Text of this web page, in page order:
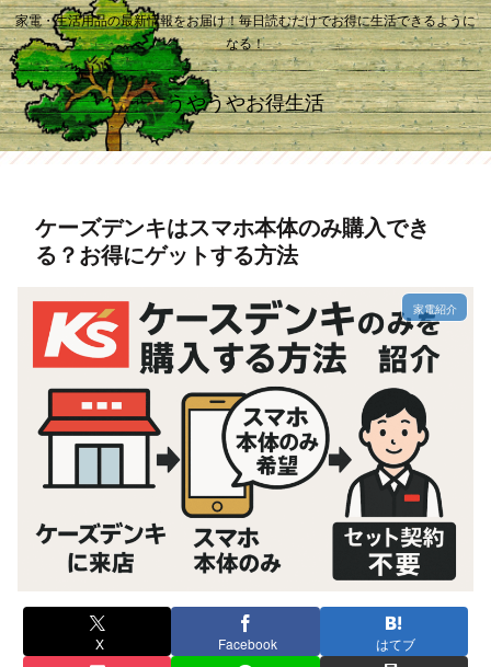
家電・生活用品の最新情報をお届け！毎日読むだけでお得に生活できるように
なる！
うやうやお得生活
ケーズデンキはスマホ本体のみ購入でき
る？お得にゲットする方法
家電紹介
X Facebook はてブ